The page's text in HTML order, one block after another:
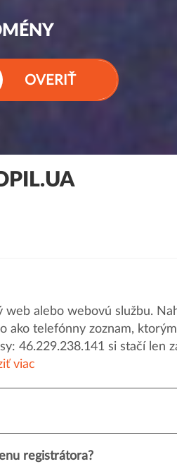
OVERIŤ
alebo webovú službu.
ako telefónny zoznam,
46.229.238.141 si stačí len
viac
registrátora?